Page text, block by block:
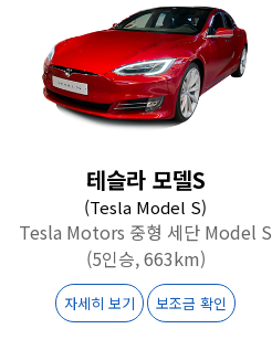
테슬라 모델S
(Tesla Model S)
Tesla Motors 중형 세단 Model S
(5인승, 663km)
자세히 보기 보조금 확인